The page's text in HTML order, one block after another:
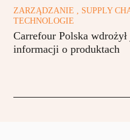
ZARZĄDZANIE , SUPPLY
TECHNOLOGIE
Carrefour Polska
informacji o produktach